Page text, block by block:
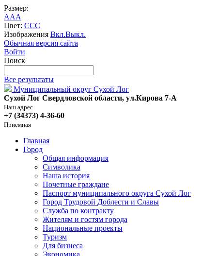
Размер:
AAA
Цвет: CCC
Изображения Вкл.Выкл.
Обычная версия сайта
Войти
Поиск
Все результаты
Муниципальный округ Сухой Лог
Сухой Лог Свердловской области, ул.Кирова 7-А
Наш адрес
+7 (34373) 4-36-60
Приемная
Главная
Город
Общая информация
Символика
Наша история
Почетные граждане
Паспорт муниципального округа Сухой Лог
Город Трудовой Доблести и Славы
Служба по контракту
Жителям и гостям города
Национальные проекты
Туризм
Для бизнеса
Экономика